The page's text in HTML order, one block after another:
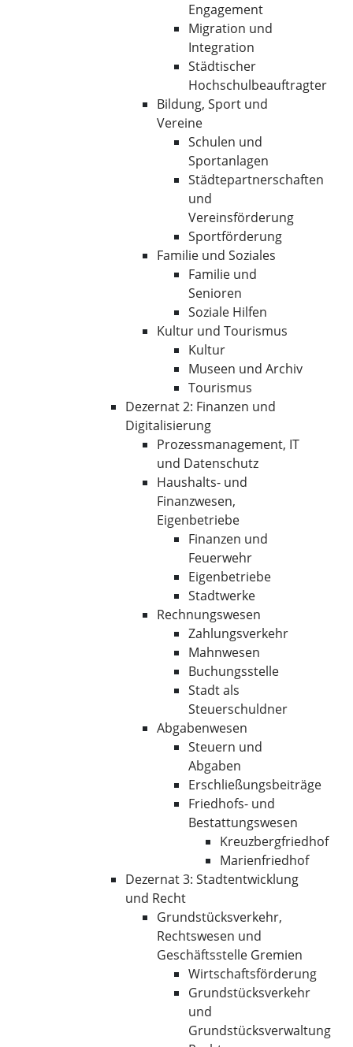
Engagement
Migration und
Integration
Städtischer
Hochschulbeauftragter
Bildung, Sport und
Vereine
Schulen und
Sportanlagen
Städtepartnerschaften
und
Vereinsförderung
Sportförderung
Familie und Soziales
Familie und
Senioren
Soziale Hilfen
Kultur und Tourismus
Kultur
Museen und Archiv
Tourismus
Dezernat 2: Finanzen und
Digitalisierung
Prozessmanagement, IT
und Datenschutz
Haushalts- und
Finanzwesen,
Eigenbetriebe
Finanzen und
Feuerwehr
Eigenbetriebe
Stadtwerke
Rechnungswesen
Zahlungsverkehr
Mahnwesen
Buchungsstelle
Stadt als
Steuerschuldner
Abgabenwesen
Steuern und
Abgaben
Erschließungsbeiträge
Friedhofs- und
Bestattungswesen
Kreuzbergfriedhof
Marienfriedhof
Dezernat 3: Stadtentwicklung
und Recht
Grundstücksverkehr,
Rechtswesen und
Geschäftsstelle Gremien
Wirtschaftsförderung
Grundstücksverkehr
und
Grundstücksverwaltung